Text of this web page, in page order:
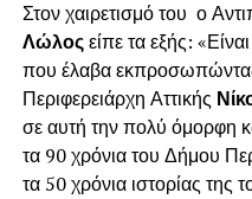
Στον χαιρετισμό του ο
Λώλοςείπε τα εξής:
που έλαβα
Περιφερειάρχη Αττικής
σε αυτή την πολύ όμορφη
τα 90 χρόνια του Δήμου
τα 50 χρόνια ιστορίας